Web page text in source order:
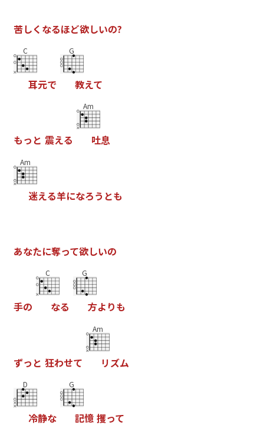
苦しく なるほど欲しいの?
C
耳元で
G
教えて
もっ と 震える
Am
吐息
Am
迷える羊になろう とも
あなたに奪って欲しいの
手の
C
なる
G
方よ りも
ずっ と 狂わせて
Am
リズム
D
冷静な
G
記憶 攫って